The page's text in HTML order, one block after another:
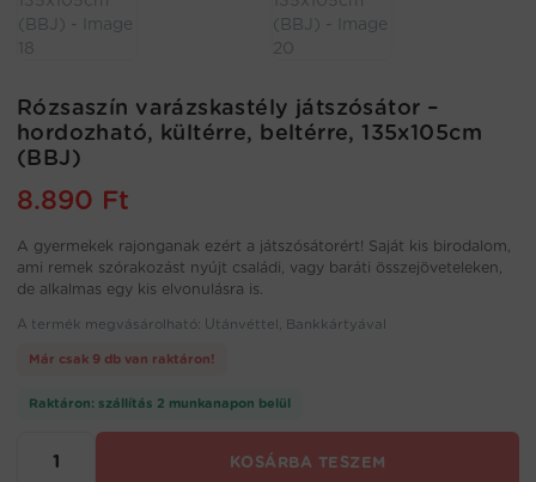
Rózsaszín varázskastély játszósátor –
hordozható, kültérre, beltérre, 135x105cm
(BBJ)
8.890 Ft
A gyermekek rajonganak ezért a játszósátorért! Saját kis birodalom,
ami remek szórakozást nyújt családi, vagy baráti összejöveteleken,
de alkalmas egy kis elvonulásra is.
A termék megvásárolható: Utánvéttel, Bankkártyával
Már csak 9 db van raktáron!
Raktáron: szállítás 2 munkanapon belül
varázskastély
KOSÁRBA TESZEM